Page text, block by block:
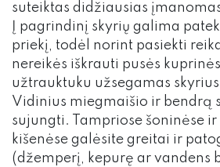
suteiktas didžiausias
Į pagrindinį skyrių galima
priekį, todėl norint pasiekti
nereikės iškrauti pusės
užtrauktuku užsegamas
Vidinius miegmaišio ir bendrą
sujungti. Tampriose šoninėse
kišenėse galėsite greitai ir
(džemperį, kepurę ar vandens